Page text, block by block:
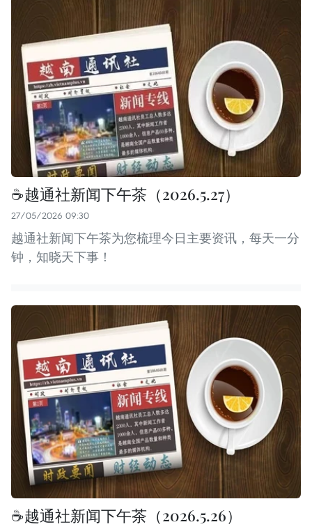
☕️越通社新闻下午茶（2026.5.27）
27/05/2026 09:30
越通社新闻下午茶为您梳理今日主要资讯，每天一分
钟，知晓天下事！
☕️越通社新闻下午茶（2026.5.26）